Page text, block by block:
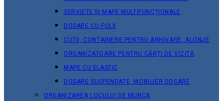
SERVIETE ȘI MAPE MULTIFUNCȚIONALE
DOSARE CU FOLII
CUTII, CONTAINERE PENTRU ARHIVARE, ALONJE
ORGANIZATOARE PENTRU CĂRȚI DE VIZITĂ
MAPE CU ELASTIC
DOSARE SUSPENDATE, MOBILIER DOSARE
ORGANIZAREA LOCULUI DE MUNCA